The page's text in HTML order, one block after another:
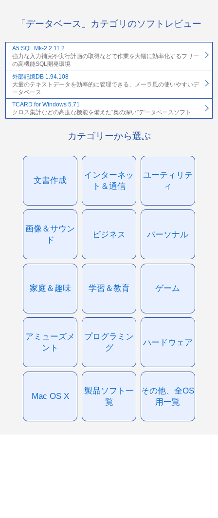
「データベース」カテゴリのソフトレビュー
A5:SQL Mk-2 2.11.2
強力な入力補完や実行計画の取得などで作業を大幅に効率化するフリー
の高機能SQL開発環境
外部記憶DB 1.94.108
大量のテキストデータを効率的に管理できる、メーラ風の使いやすいデ
ータベース
TCARD for Windows 5.71
クロス集計などの高度な機能を備えた“奥の深い”データベースソフト
カテゴリーから選ぶ
文書作成
インターネッ
ト＆通信
ユーティリテ
ィ
画像＆サウン
ド
ビジネス パーソナル
家庭＆趣味 学習＆教育 ゲーム
アミューズメ
ント
プログラミン
グ
ハードウェア
Mac OS X
製品ソフト一
覧
その他、全OS
用一覧